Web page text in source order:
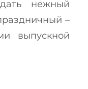
нежный
–
выпускной